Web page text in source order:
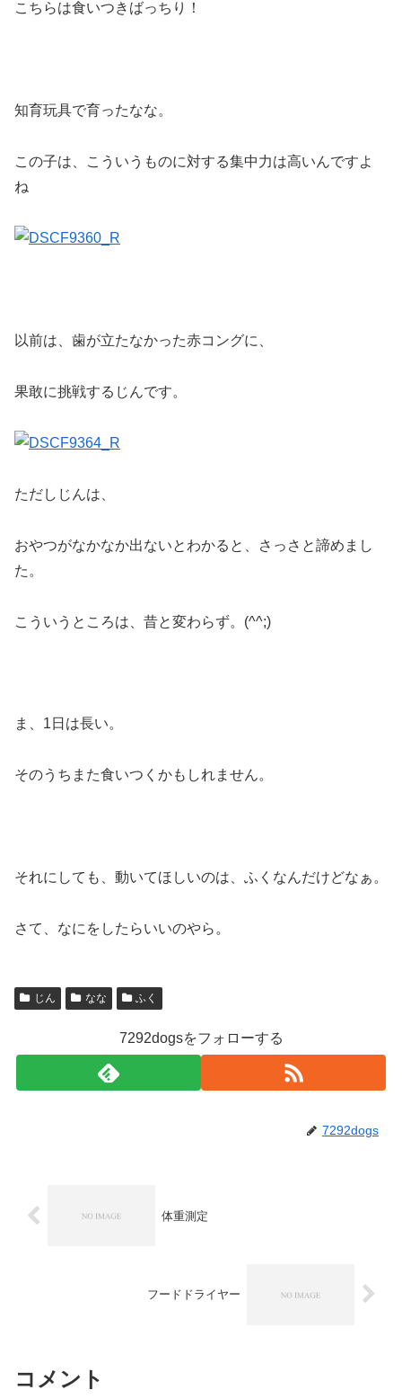
こちらは食いつきばっちり！
知育玩具で育ったなな。
この子は、こういうものに対する集中力は高いんですよ
ね
以前は、歯が立たなかった赤コングに、
果敢に挑戦するじんです。
ただしじんは、
おやつがなかなか出ないとわかると、さっさと諦めまし
た。
こういうところは、昔と変わらず。(^^;)
ま、1日は長い。
そのうちまた食いつくかもしれません。
それにしても、動いてほしいのは、ふくなんだけどなぁ。
さて、なにをしたらいいのやら。
じん なな ふく
7292dogsをフォローする
7292dogs
体重測定
フードドライヤー
コメント